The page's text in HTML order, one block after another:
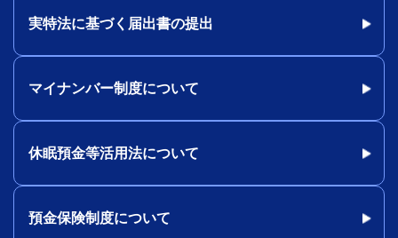
実特法に基づく届出書の提出
マイナンバー制度について
休眠預金等活用法について
預金保険制度について